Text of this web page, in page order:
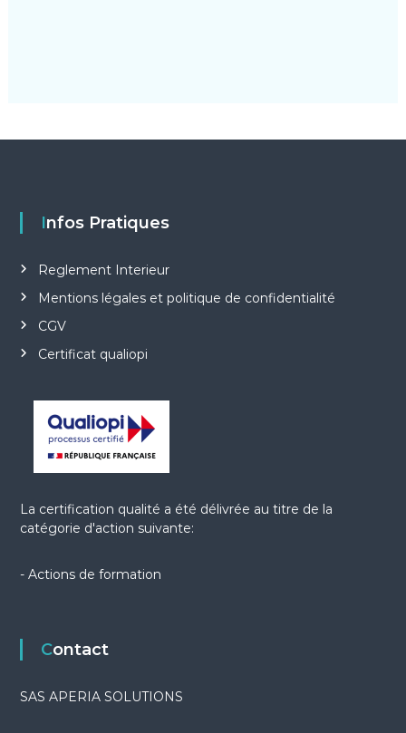
Infos Pratiques
Reglement Interieur
Mentions légales et politique de confidentialité
CGV
Certificat qualiopi
La certification qualité a été délivrée au titre de la
catégorie d'action suivante:
- Actions de formation
Contact
SAS APERIA SOLUTIONS